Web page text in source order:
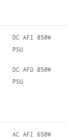
DC AFI 850W
PSU
DC AFO 850W
PSU
AC AFI 650W